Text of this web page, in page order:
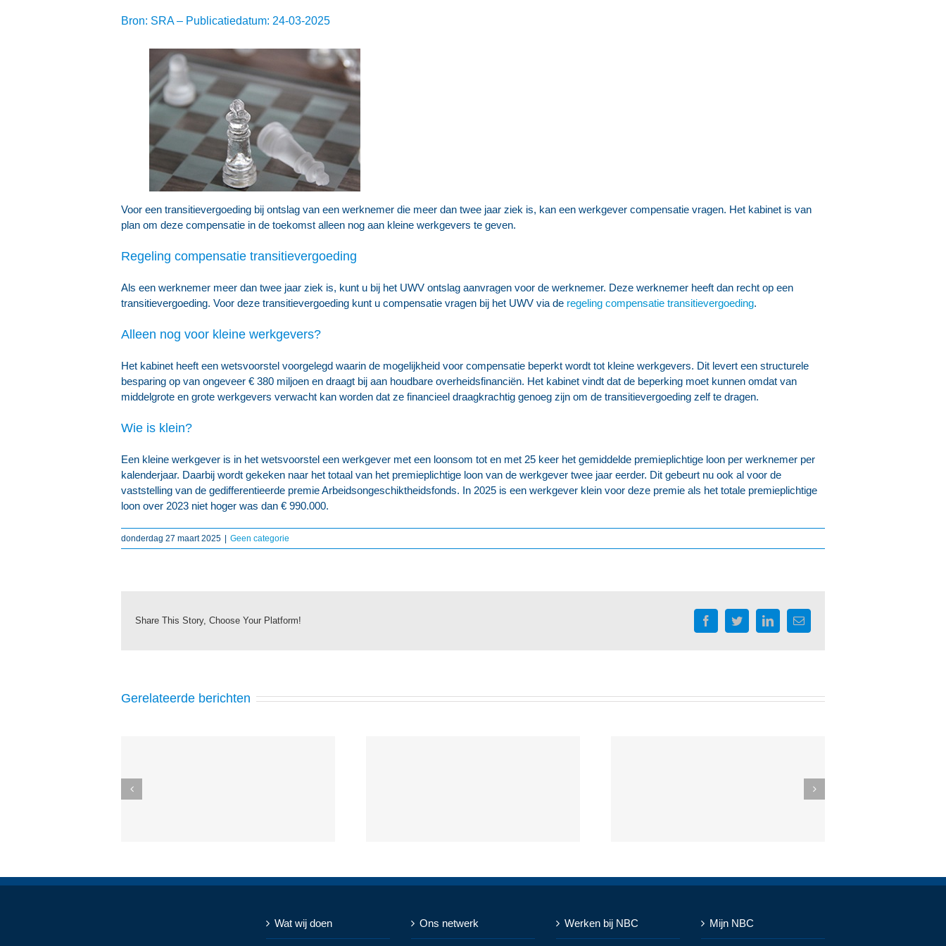
Bron: SRA – Publicatiedatum: 24-03-2025
Voor een transitievergoeding bij ontslag van een werknemer die meer dan twee jaar ziek is, kan een werkgever compensatie vragen. Het kabinet is van
plan om deze compensatie in de toekomst alleen nog aan kleine werkgevers te geven.
Regeling compensatie transitievergoeding
Als een werknemer meer dan twee jaar ziek is, kunt u bij het UWV ontslag aanvragen voor de werknemer. Deze werknemer heeft dan recht op een
transitievergoeding. Voor deze transitievergoeding kunt u compensatie vragen bij het UWV via de regeling compensatie transitievergoeding.
Alleen nog voor kleine werkgevers?
Het kabinet heeft een wetsvoorstel voorgelegd waarin de mogelijkheid voor compensatie beperkt wordt tot kleine werkgevers. Dit levert een structurele
besparing op van ongeveer € 380 miljoen en draagt bij aan houdbare overheidsfinanciën. Het kabinet vindt dat de beperking moet kunnen omdat van
middelgrote en grote werkgevers verwacht kan worden dat ze financieel draagkrachtig genoeg zijn om de transitievergoeding zelf te dragen.
Wie is klein?
Een kleine werkgever is in het wetsvoorstel een werkgever met een loonsom tot en met 25 keer het gemiddelde premieplichtige loon per werknemer per
kalenderjaar. Daarbij wordt gekeken naar het totaal van het premieplichtige loon van de werkgever twee jaar eerder. Dit gebeurt nu ook al voor de
vaststelling van de gedifferentieerde premie Arbeidsongeschiktheidsfonds. In 2025 is een werkgever klein voor deze premie als het totale premieplichtige
loon over 2023 niet hoger was dan € 990.000.
donderdag 27 maart 2025 | Geen categorie
Share This Story, Choose Your Platform! FacebookTwitterLinkedIn
E-
mail
Gerelateerde berichten
Wat wij doen Ons netwerk Werken bij NBC Mijn NBC